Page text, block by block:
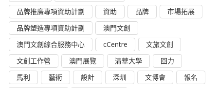
品牌推廣專項資助計劃
資助 品牌
市場拓展
品牌塑造專項資助計劃
澳門文創
澳門文創綜合服務中心
cCentre
文旅文創
文創工作營
澳門展覽 清華大學
回力
馬利
藝術 設計 深圳 文博會
報名